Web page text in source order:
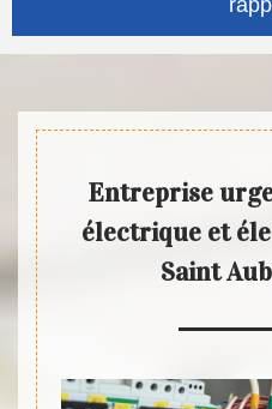
Entreprise
électrique et
Saint